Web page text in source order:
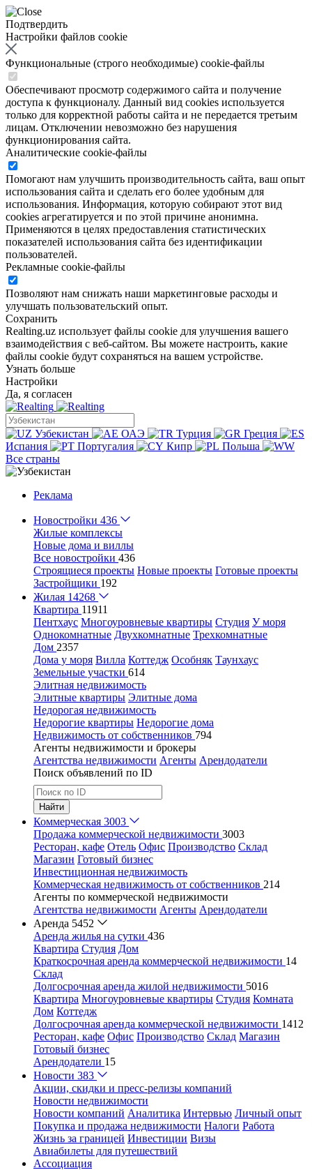
Подтвердить
Настройки файлов cookie
Функциональные (строго необходимые) cookie-файлы
Обеспечивают просмотр содержимого сайта и получение
доступа к функционалу. Данный вид cookies используется
только для корректной работы сайта и не передается третьим
лицам. Отключении невозможно без нарушения
функционирования сайта.
Аналитические cookie-файлы
Помогают нам улучшить производительность сайта, ваш опыт
использования сайта и сделать его более удобным для
использования. Информация, которую собирают этот вид
cookies агрегатируется и по этой причине анонимна.
Применяются в целях предоставления статистических
показателей использования сайта без идентификации
пользователей.
Рекламные cookie-файлы
Позволяют нам снижать наши маркетинговые расходы и
улучшать пользовательский опыт.
Сохранить
Realting.uz использует файлы cookie для улучшения вашего
взаимодействия с веб-сайтом. Вы можете настроить, какие
файлы cookie будут сохраняться на вашем устройстве.
Узнать больше
Настройки
Да, я согласен
Узбекистан ОАЭ Турция
Греция
Испания
Португалия Кипр
Польша
Все страны
Реклама
Новостройки 436
Жилые комплексы
Новые дома и виллы
Все новостройки 436
Строящиеся проекты Новые проекты Готовые проекты
Застройщики 192
Жилая 14268
Квартира 11911
Пентхаус Многоуровневые квартиры Студия У моря
Однокомнатные Двухкомнатные Трехкомнатные
Дом 2357
Дома у моря Вилла Коттедж Особняк Таунхаус
Земельные участки 614
Элитная недвижимость
Элитные квартиры Элитные дома
Недорогая недвижимость
Недорогие квартиры Недорогие дома
Недвижимость от собственников 794
Агенты недвижимости и брокеры
Агентства недвижимости Агенты Арендодатели
Поиск объявлений по ID
Найти
Коммерческая 3003
Продажа коммерческой недвижимости 3003
Ресторан, кафе Отель Офис Производство Склад
Магазин Готовый бизнес
Инвестиционная недвижимость
Коммерческая недвижимость от собственников 214
Агенты по коммерческой недвижимости
Агентства недвижимости Агенты Арендодатели
Аренда 5452
Аренда жилья на сутки 436
Квартира Студия Дом
Краткосрочная аренда коммерческой недвижимости 14
Склад
Долгосрочная аренда жилой недвижимости 5016
Квартира Многоуровневые квартиры Студия Комната
Дом Коттедж
Долгосрочная аренда коммерческой недвижимости 1412
Ресторан, кафе Офис Производство Склад Магазин
Готовый бизнес
Арендодатели 15
Новости 383
Акции, скидки и пресс-релизы компаний
Новости недвижимости
Новости компаний Аналитика Интервью Личный опыт
Покупка и продажа недвижимости Налоги Работа
Жизнь за границей Инвестиции Визы
Авиабилеты для путешествий
Ассоциация